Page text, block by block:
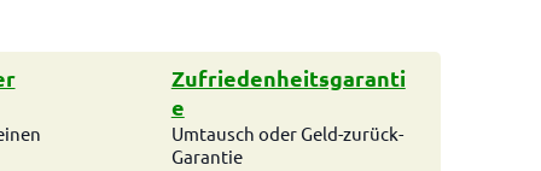
Zufriedenheitsgaranti
e
Umtausch oder Geld-zurück-
Garantie